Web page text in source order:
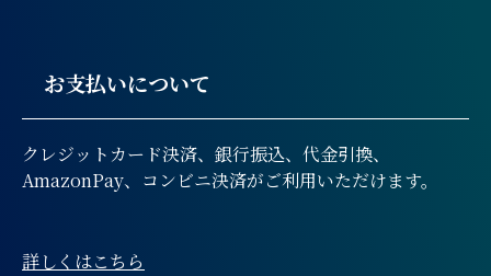
お支払いについて
クレジットカード決済、銀行振込、代金引換、
AmazonPay、コンビニ決済がご利用いただけます。
詳しくはこちら